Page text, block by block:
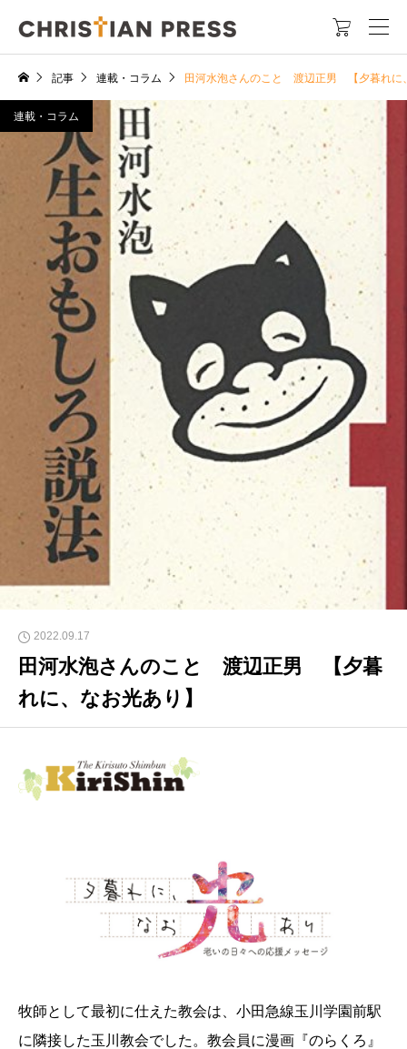

記事 連載・コラム 田河水泡さんのこと 渡辺正男 【夕暮れに
連載・コラム
2022.09.17
田河水泡さんのこと 渡辺正男 【夕暮
れに、なお光あり】
牧師として最初に仕えた教会は、小田急線玉川学園前駅
に隣接した玉川教会でした。教会員に漫画『のらくろ』